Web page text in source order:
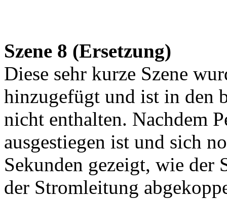
Szene 8 (Ersetzung)
Diese sehr kurze Szene
hinzugefügt und ist in den
nicht enthalten. Nachdem
ausgestiegen ist und sich
Sekunden gezeigt, wie der
der Stromleitung